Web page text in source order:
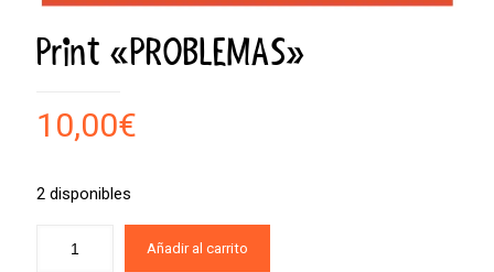
Print «PROBLEMAS»
10,00€
2 disponibles
Añadir al carrito